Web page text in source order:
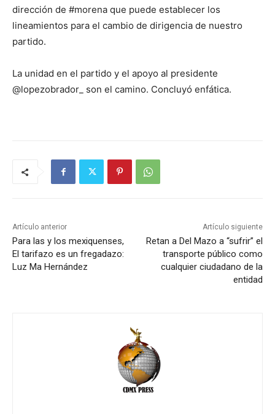
dirección de #morena que puede establecer los
lineamientos para el cambio de dirigencia de nuestro
partido.
La unidad en el partido y el apoyo al presidente
@lopezobrador_ son el camino. Concluyó enfática.
Artículo anterior
Para las y los mexiquenses,
El tarifazo es un fregadazo:
Luz Ma Hernández
Artículo siguiente
Retan a Del Mazo a “sufrir” el
transporte público como
cualquier ciudadano de la
entidad